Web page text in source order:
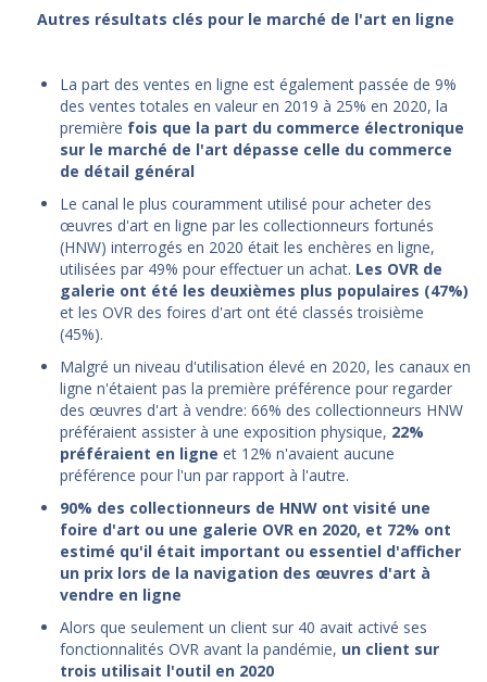
Autres résultats clés pour le marché de l'art en ligne
La part des ventes en ligne est également passée de 9%
des ventes totales en valeur en 2019 à 25% en 2020, la
première fois que la part du commerce électronique
sur le marché de l'art dépasse celle du commerce
de détail général
Le canal le plus couramment utilisé pour acheter des
œuvres d'art en ligne par les collectionneurs fortunés
(HNW) interrogés en 2020 était les enchères en ligne,
utilisées par 49% pour effectuer un achat. Les OVR de
galerie ont été les deuxièmes plus populaires (47%)
et les OVR des foires d'art ont été classés troisième
(45%).
Malgré un niveau d'utilisation élevé en 2020, les canaux en
ligne n'étaient pas la première préférence pour regarder
des œuvres d'art à vendre: 66% des collectionneurs HNW
préféraient assister à une exposition physique, 22%
préféraient en ligne et 12% n'avaient aucune
préférence pour l'un par rapport à l'autre.
90% des collectionneurs de HNW ont visité une
foire d'art ou une galerie OVR en 2020, et 72% ont
estimé qu'il était important ou essentiel d'afficher
un prix lors de la navigation des œuvres d'art à
vendre en ligne
Alors que seulement un client sur 40 avait activé ses
fonctionnalités OVR avant la pandémie, un client sur
trois utilisait l'outil en 2020